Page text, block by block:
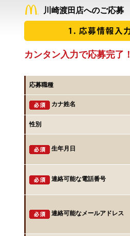
川崎渡田店へのご応募
カンタン入力で応募完了！
応募職種
カナ姓名
性別
生年月日
連絡可能な電話番号
連絡可能なメールアドレス